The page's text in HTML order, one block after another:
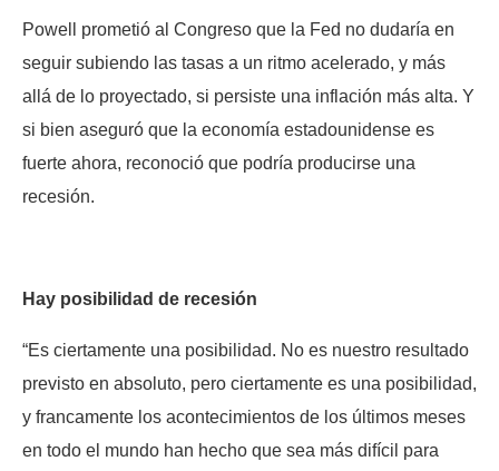
Powell prometió al Congreso que la Fed no dudaría en
seguir subiendo las tasas a un ritmo acelerado, y más
allá de lo proyectado, si persiste una inflación más alta. Y
si bien aseguró que la economía estadounidense es
fuerte ahora, reconoció que podría producirse una
recesión.
Hay posibilidad de recesión
“Es ciertamente una posibilidad. No es nuestro resultado
previsto en absoluto, pero ciertamente es una posibilidad,
y francamente los acontecimientos de los últimos meses
en todo el mundo han hecho que sea más difícil para